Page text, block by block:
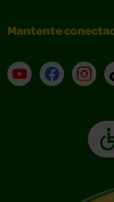
Mantente
YouTube (en
Facebook